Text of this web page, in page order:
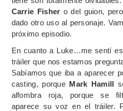
Carrie Fisher o del guion,
dado otro uso al personaje.
próximo episodio.
En cuanto a Luke…me sentí
tráiler que nos estamos
Sabíamos que iba a aparecer
casting, porque Mark Hamill
alfombra roja, porque se
aparece su voz en el tráiler.